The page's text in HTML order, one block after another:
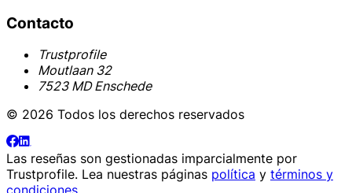
Contacto
Trustprofile
Moutlaan 32
7523 MD Enschede
© 2026 Todos los derechos reservados
Las reseñas son gestionadas imparcialmente por
Trustprofile. Lea nuestras páginas política y términos y